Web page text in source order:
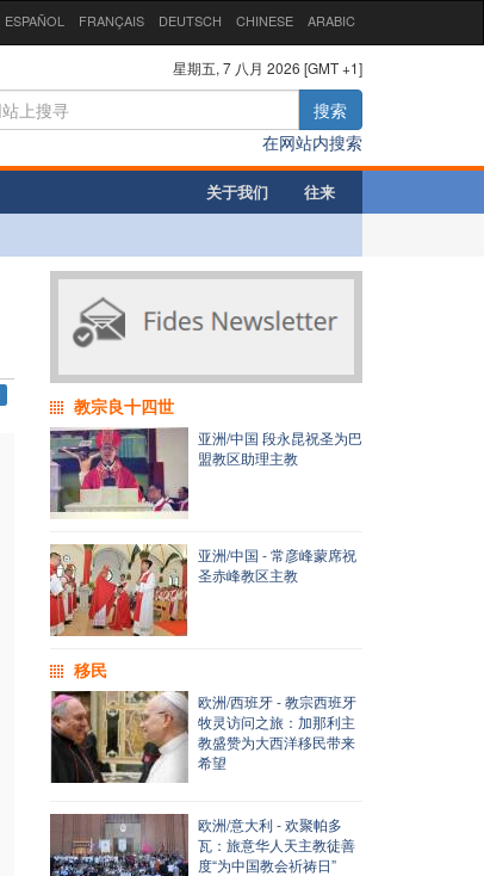
ESPAÑOL FRANÇAIS DEUTSCH CHINESE ARABIC
星期五, 7 八月 2026 [GMT +1]
搜索
在网站内搜索
关于我们 往来
教宗良十四世
亚洲/中国 段永昆祝圣为巴
盟教区助理主教
亚洲/中国 - 常彦峰蒙席祝
圣赤峰教区主教
移民
欧洲/西班牙 - 教宗西班牙
牧灵访问之旅：加那利主
教盛赞为大西洋移民带来
希望
欧洲/意大利 - 欢聚帕多
瓦：旅意华人天主教徒善
度“为中国教会祈祷日”